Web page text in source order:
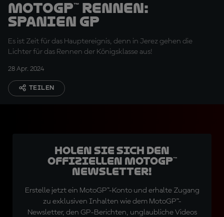
MotoGP™ Rennen:
Spanien GP
Es ist Zeit für das Hauptereignis, denn in Jerez gehen die
Lichter für das Rennen der Königsklasse aus!
28 Apr. 2024
TEILEN
Holen Sie sich den
offiziellen MotoGP™
Newsletter!
Erstelle jetzt ein MotoGP™-Konto und erhalte Zugang
zu exklusiven Inhalten wie dem MotoGP™-
Newsletter, den GP-Berichten, unglaubliche Videos